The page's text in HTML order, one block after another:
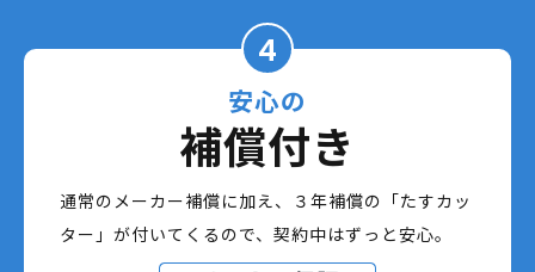
4
安心の
補償付き
通常のメーカー補償に加え、３年補償の「たすカッ
ター」が付いてくるので、契約中はずっと安心。